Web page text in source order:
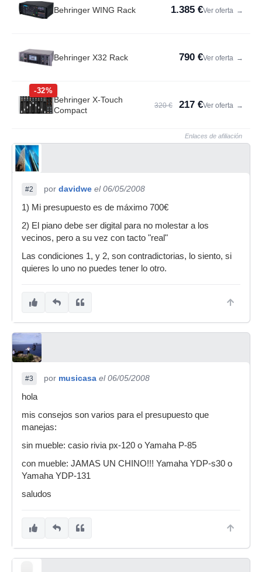
Behringer WING Rack 1.385 €Ver oferta →
Behringer X32 Rack 790 €Ver oferta →
-32%
Behringer X-Touch
Compact
320 € 217 €Ver oferta →
Enlaces de afiliación
#2 por davidwe el 06/05/2008
1) Mi presupuesto es de máximo 700€
2) El piano debe ser digital para no molestar a los
vecinos, pero a su vez con tacto "real"
Las condiciones 1, y 2, son contradictorias, lo siento, si
quieres lo uno no puedes tener lo otro.
#3 por musicasa el 06/05/2008
hola
mis consejos son varios para el presupuesto que
manejas:
sin mueble: casio rivia px-120 o Yamaha P-85
con mueble: JAMAS UN CHINO!!! Yamaha YDP-s30 o
Yamaha YDP-131
saludos